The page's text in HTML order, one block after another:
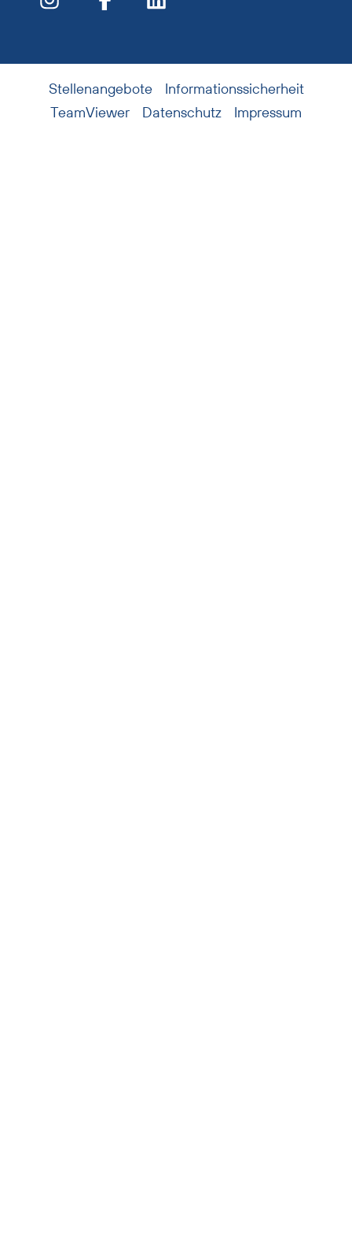
Stellenangebote
Informationssicherheit
TeamViewer
Datenschutz Impressum